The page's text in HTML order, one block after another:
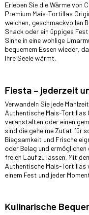
Erleben Sie die Wärme von
Premium Mais-Tortillas
weichen, geschmackvollen
Snack oder ein üppiges
Sinne in eine wohlige
bequemem Essen wieder,
Ihre Seele wärmt.
Fiesta – jederzeit
Verwandeln Sie jede
Authentische Mais-Tortillas
veranstalten oder einen
sind die geheime Zutat für
Biegsamkeit und Frische
oder Belag und
freien Lauf zu lassen. Mit
Authentische Mais-Tortillas
einem Fest und jeder
Kulinarische